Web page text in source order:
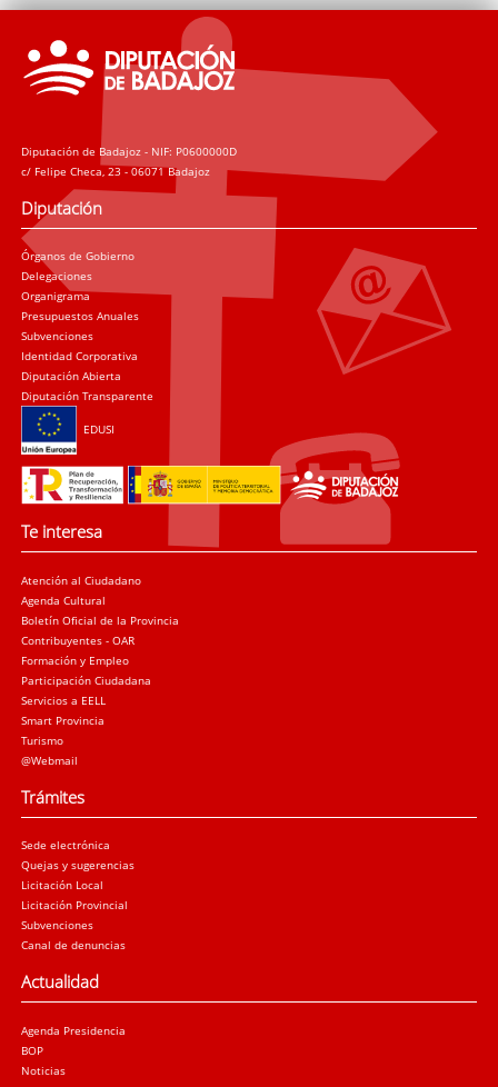
Diputación de Badajoz - NIF: P0600000D
c/ Felipe Checa, 23 - 06071 Badajoz
Diputación
Órganos de Gobierno
Delegaciones
Organigrama
Presupuestos Anuales
Subvenciones
Identidad Corporativa
Diputación Abierta
Diputación Transparente
EDUSI
Te interesa
Atención al Ciudadano
Agenda Cultural
Boletín Oficial de la Provincia
Contribuyentes - OAR
Formación y Empleo
Participación Ciudadana
Servicios a EELL
Smart Provincia
Turismo
@Webmail
Trámites
Sede electrónica
Quejas y sugerencias
Licitación Local
Licitación Provincial
Subvenciones
Canal de denuncias
Actualidad
Agenda Presidencia
BOP
Noticias